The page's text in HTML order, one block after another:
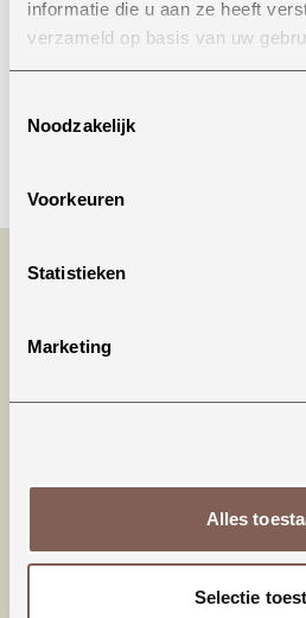
informatie die u aan ze heeft
verzameld op basis van uw
Noodzakelijk
Voorkeuren
Statistieken
Marketing
Alles
Selectie
Onze winkel
Bekijk
95% Biologisch katoen
5% Elastaan